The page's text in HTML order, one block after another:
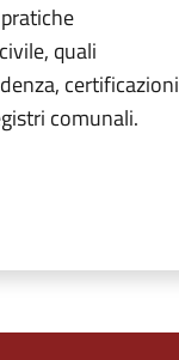
quali
certificazioni
comunali.